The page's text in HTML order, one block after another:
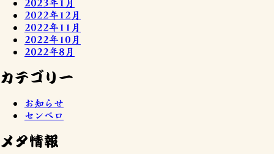
2022年12月
2022年11月
2022年10月
2022年8月
カテゴリー
お知らせ
センベロ
メタ情報